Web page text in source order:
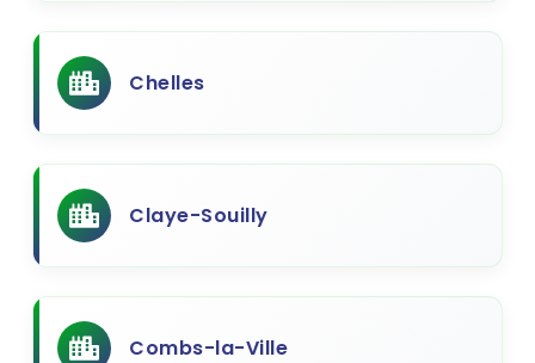
Chelles
Claye-Souilly
Combs-la-Ville